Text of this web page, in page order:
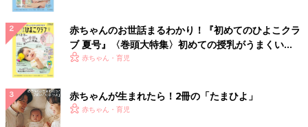
赤ちゃんのお世話まるわかり！『初めてのひよこクラ
ブ 夏号』〈巻頭大特集〉初めての授乳がうまくい
く！ おっぱい・ミルクの基本と夏のトラブル 解決テ
赤ちゃん・育児
赤ちゃんが生まれたら！2冊の「たまひよ」
赤ちゃん・育児